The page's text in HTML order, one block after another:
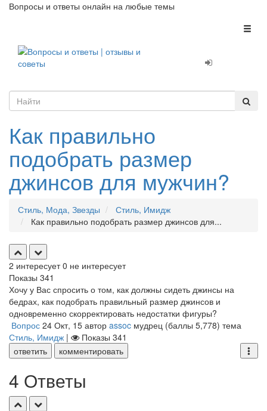
Вопросы и ответы онлайн на любые темы
Как правильно
подобрать размер
джинсов для мужчин?
Стиль, Мода, Звезды
Стиль, Имидж
Как правильно подобрать размер джинсов для...
2 интересует 0 не интересует
Показы 341
Хочу у Вас спросить о том, как должны сидеть джинсы на
бедрах, как подобрать правильный размер джинсов и
одновременно скорректировать недостатки фигуры?
Вопрос 24 Окт, 15 автор assoc мудрец (баллы 5,778) тема
Стиль, Имидж | Показы 341
ответить
комментировать
4 Ответы